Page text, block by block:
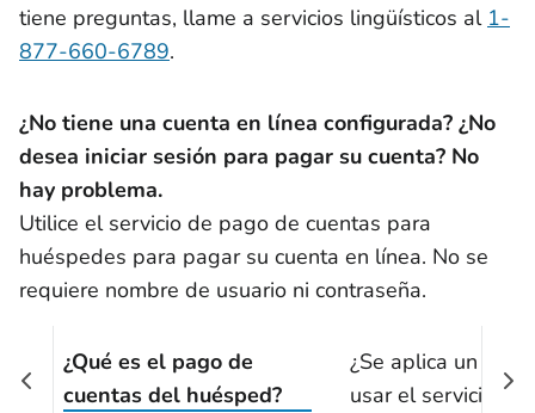
tiene preguntas, llame a servicios lingüísticos al 1-
877-660-6789.
¿No tiene una cuenta en línea configurada? ¿No
desea iniciar sesión para pagar su cuenta? No
hay problema.
Utilice el servicio de pago de cuentas para
huéspedes para pagar su cuenta en línea. No se
requiere nombre de usuario ni contraseña.
¿Qué es el pago de
cuentas del huésped?
¿Se aplica un
usar el servicio de